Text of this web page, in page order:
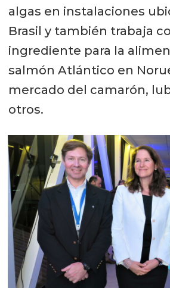
algas en instalaciones
Brasil y también trabaja
ingrediente para la
salmón Atlántico en
mercado del camarón,
otros.